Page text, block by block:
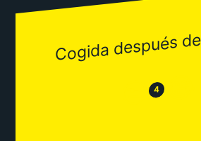
Cogida después
😒 4 😂